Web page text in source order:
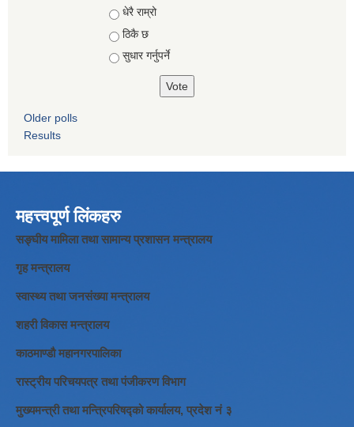
Choices
धेरै राम्रो
ठिकै छ
सुधार गर्नुपर्ने
Older polls
Results
महत्त्वपूर्ण लिंकहरु
सङ्घीय मामिला तथा सामान्य प्रशासन मन्त्रालय
गृह मन्त्रालय
स्वास्थ्य तथा जनसंख्या मन्त्रालय
शहरी विकास मन्त्रालय
काठमाण्डौ महानगरपालिका
रास्ट्रीय परिचयपत्र तथा पंजीकरण विभाग
मुख्यमन्त्री तथा मन्त्रिपरिषद्को कार्यालय, प्रदेश नं ३